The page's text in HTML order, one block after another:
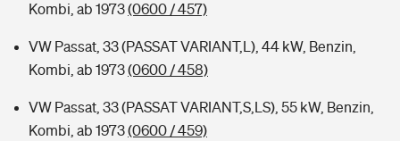
Kombi, ab 1973(0600 / 457)
VW Passat, 33 (PASSAT VARIANT,L), 44 kW, Benzin,
Kombi, ab 1973(0600 / 458)
VW Passat, 33 (PASSAT VARIANT,S,LS), 55 kW, Benzin,
Kombi, ab 1973(0600 / 459)